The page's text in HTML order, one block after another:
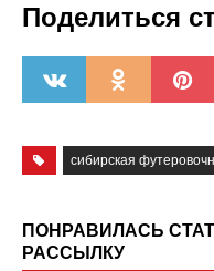
Поделиться
сибирская
ПОНРАВИЛАСЬ
РАССЫЛКУ